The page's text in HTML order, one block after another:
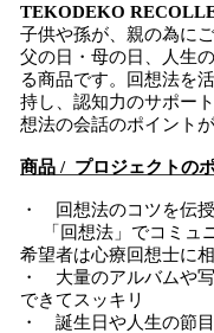
TEKODEKO
子供や孫が、親の為に
父の日・母の日、人生
る商品です。回想法を
持し、認知力のサポー
想法の会話のポイント
商品 / プロジェクトの
・ 回想法のコツを伝
「回想法」でコミュ
希望者は心療回想士に
・ 大量のアルバムや
できてスッキリ
・ 誕生日や人生の節